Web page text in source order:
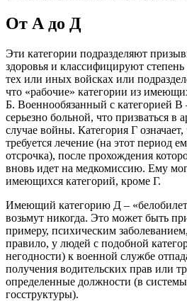
От А до Д
Эти категории подразделяют
здоровья и классифицируют
тех или иных войсках или
что «рабочие» категории из
Б. Военнообязанный с категорией В
серьезно больной, что призваться в
случае войны. Категория Г
требуется лечение (на этот период
отсрочка), после прохождения
вновь идет на медкомиссию. Ему
имеющихся категорий, кроме Г.
Имеющий категорию Д –
возьмут никогда. Это может быть
примеру, психическим
правило, у людей с подобной
негодности) к военной службе
получения водительских прав или
определенные должности (в
госструктуры).